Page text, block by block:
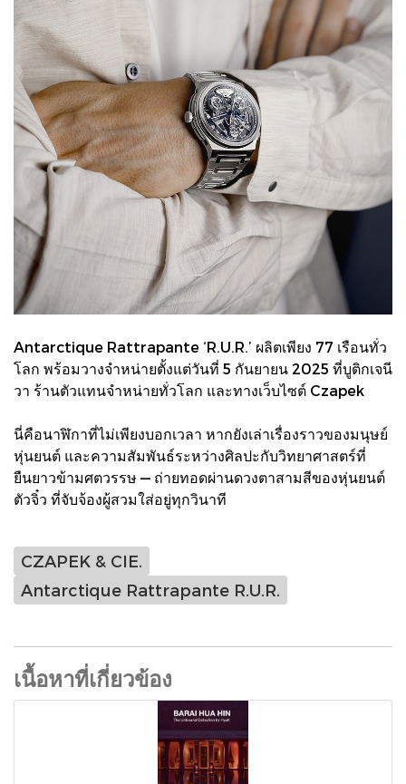
Antarctique Rattrapante ‘R.U.R.’ ผลิตเพียง 77 เรือนทั่ว
โลก พร้อมวางจำหน่ายตั้งแต่วันที่ 5 กันยายน 2025 ที่บูติกเจนี
วา ร้านตัวแทนจำหน่ายทั่วโลก และทางเว็บไซต์ Czapek
นี่คือนาฬิกาที่ไม่เพียงบอกเวลา หากยังเล่าเรื่องราวของมนุษย์
หุ่นยนต์ และความสัมพันธ์ระหว่างศิลปะกับวิทยาศาสตร์ที่
ยืนยาวข้ามศตวรรษ — ถ่ายทอดผ่านดวงตาสามสีของหุ่นยนต์
ตัวจิ๋ว ที่จับจ้องผู้สวมใส่อยู่ทุกวินาที
CZAPEK & CIE.
Antarctique Rattrapante R.U.R.
เนื้อหาที่เกี่ยวข้อง